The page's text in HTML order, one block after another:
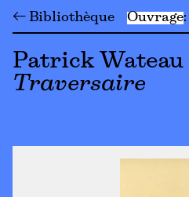
← Bibliothèque Ouvrage
Patrick Wateau
Traversaire